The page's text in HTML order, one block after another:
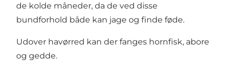
de kolde måneder, da de ved disse
bundforhold både kan jage og finde føde.
Udover havørred kan der fanges hornfisk, abore
og gedde.